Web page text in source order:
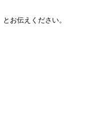
とお伝えください。